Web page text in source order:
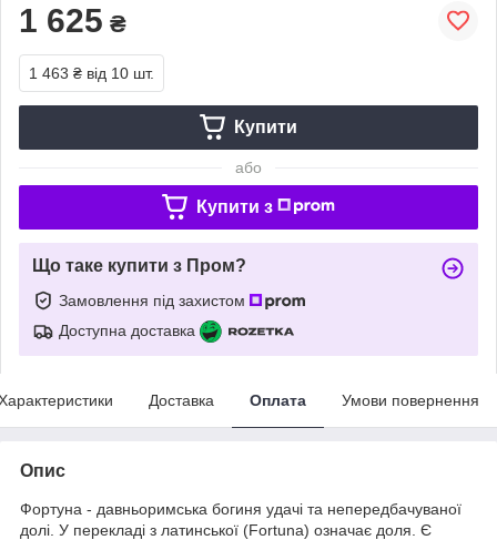
1 625 ₴
1 463 ₴ від 10 шт.
Купити
або
Купити з
Що таке купити з Пром?
Замовлення під захистом
Доступна доставка
Доставка Оплата Умови повернення
Опис
Фортуна - давньоримська богиня удачі та непередбачуваної
долі. У перекладі з латинської (Fortuna) означає доля. Є